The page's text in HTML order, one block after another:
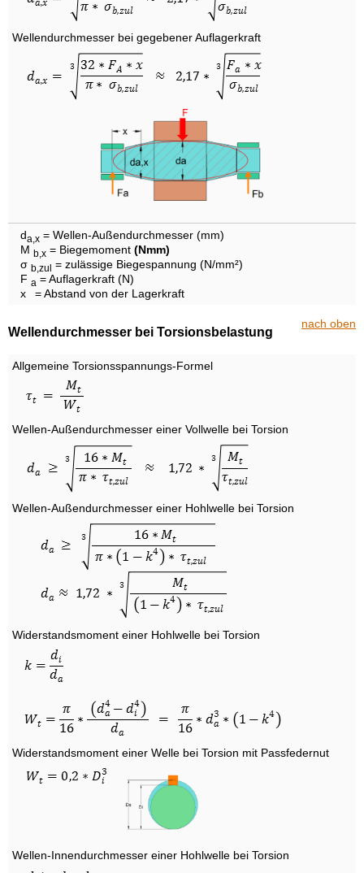
Wellendurchmesser bei gegebener Auflagerkraft
da,x = Wellen-Außendurchmesser (mm)
M b,x = Biegemoment (Nmm)
σ b,zul = zulässige Biegespannung (N/mm²)
F a = Auflagerkraft (N)
x
= Abstand von der Lagerkraft
nach oben
Wellendurchmesser bei Torsionsbelastung
Allgemeine Torsionsspannungs-Formel
Wellen-Außendurchmesser einer Vollwelle bei Torsion
Wellen-Außendurchmesser einer Hohlwelle bei Torsion
Widerstandsmoment einer Hohlwelle bei Torsion
Widerstandsmoment einer Welle bei Torsion mit Passfedernut
Wellen-Innendurchmesser einer Hohlwelle bei Torsion